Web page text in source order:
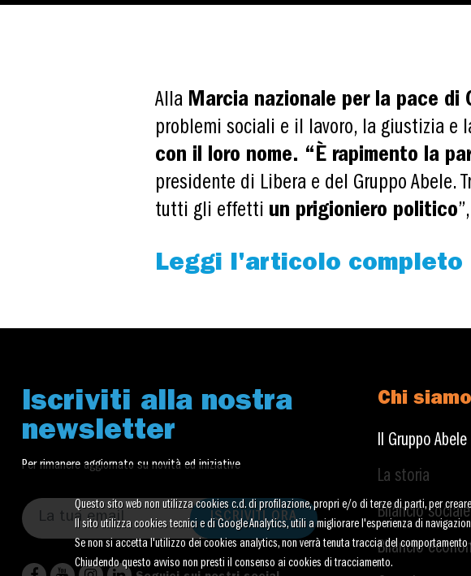
Alla Marcia nazionale per la pace di
problemi sociali e il lavoro, la giustizia e
con il loro nome. “È rapimento la
presidente di Libera e del Gruppo Abele.
tutti gli effetti un prigioniero politico
Leggi l'articolo completo
Iscriviti alla nostra
newsletter
Per rimanere aggiornato su novità ed iniziative
ISCRIVITI ORA
Chi siamo
Il Gruppo Abele
La storia
Bilancio sociale
Bilancio
Questo sito web non utilizza cookies c.d. di profilazione, propri e/o di terze di parti, per
Il sito utilizza cookies tecnici e di Google Analytics, utili a migliorare l'esperienza di
Se non si accetta l'utilizzo dei cookies analytics, non verrà tenuta traccia del comportamento
Chiudendo questo avviso non presti il consenso ai cookies di tracciamento.